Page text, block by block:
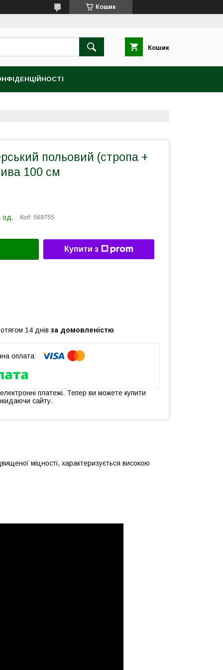
Кошик
Кошик
польовий (стропа +
100 см
од. Код: 569755
Купити з
14 днів за домовленістю
платежі. Тепер ви можете купити
сайту.
міцності, характеризується високою